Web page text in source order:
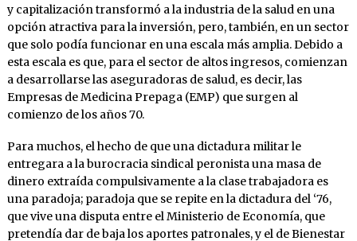
y capitalización transformó a la industria de la salud en una
opción atractiva para la inversión, pero, también, en un sector
que solo podía funcionar en una escala más amplia. Debido a
esta escala es que, para el sector de altos ingresos, comienzan
a desarrollarse las aseguradoras de salud, es decir, las
Empresas de Medicina Prepaga (EMP) que surgen al
comienzo de los años 70.
Para muchos, el hecho de que una dictadura militar le
entregara a la burocracia sindical peronista una masa de
dinero extraída compulsivamente a la clase trabajadora es
una paradoja; paradoja que se repite en la dictadura del ‘76,
que vive una disputa entre el Ministerio de Economía, que
pretendía dar de baja los aportes patronales, y el de Bienestar